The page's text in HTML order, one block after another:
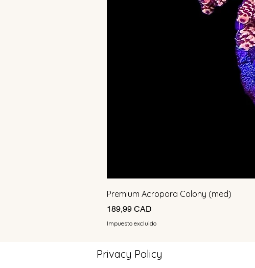
Premium Acropora Colony (med)
Precio
189,99 CAD
Impuesto excluido
Privacy Policy